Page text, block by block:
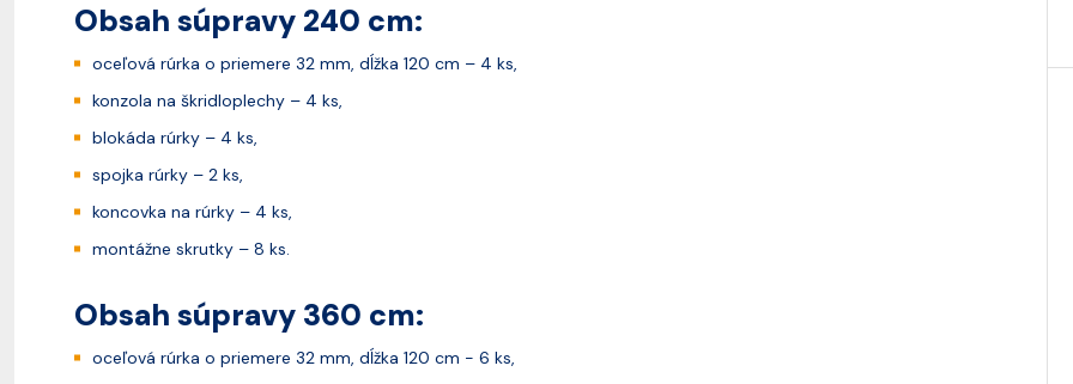
Obsah súpravy 240 cm:
oceľová rúrka o priemere 32 mm, dĺžka 120 cm – 4 ks,
konzola na škridloplechy – 4 ks,
blokáda rúrky – 4 ks,
spojka rúrky – 2 ks,
koncovka na rúrky – 4 ks,
montážne skrutky – 8 ks.
Obsah súpravy 360 cm:
oceľová rúrka o priemere 32 mm, dĺžka 120 cm - 6 ks,